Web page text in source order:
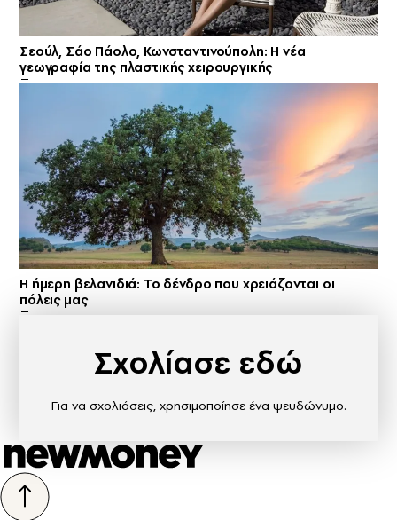
Σεούλ, Σάο Πάολο, Κωνσταντινούπολη: Η νέα
γεωγραφία της πλαστικής χειρουργικής
Η ήμερη βελανιδιά: Το δένδρο που χρειάζονται οι
πόλεις μας
Σχολίασε εδώ
Για να σχολιάσεις, χρησιμοποίησε ένα ψευδώνυμο.